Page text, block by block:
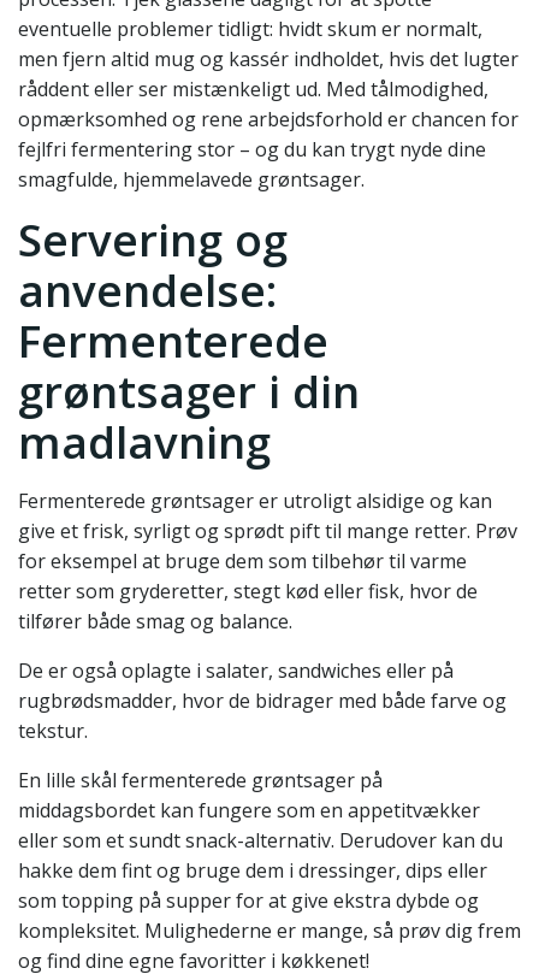
eventuelle problemer tidligt: hvidt skum er normalt,
men fjern altid mug og kassér indholdet, hvis det lugter
råddent eller ser mistænkeligt ud. Med tålmodighed,
opmærksomhed og rene arbejdsforhold er chancen for
fejlfri fermentering stor – og du kan trygt nyde dine
smagfulde, hjemmelavede grøntsager.
Servering og
anvendelse:
Fermenterede
grøntsager i din
madlavning
Fermenterede grøntsager er utroligt alsidige og kan
give et frisk, syrligt og sprødt pift til mange retter. Prøv
for eksempel at bruge dem som tilbehør til varme
retter som gryderetter, stegt kød eller fisk, hvor de
tilfører både smag og balance.
De er også oplagte i salater, sandwiches eller på
rugbrødsmadder, hvor de bidrager med både farve og
tekstur.
En lille skål fermenterede grøntsager på
middagsbordet kan fungere som en appetitvækker
eller som et sundt snack-alternativ. Derudover kan du
hakke dem fint og bruge dem i dressinger, dips eller
som topping på supper for at give ekstra dybde og
kompleksitet. Mulighederne er mange, så prøv dig frem
og find dine egne favoritter i køkkenet!